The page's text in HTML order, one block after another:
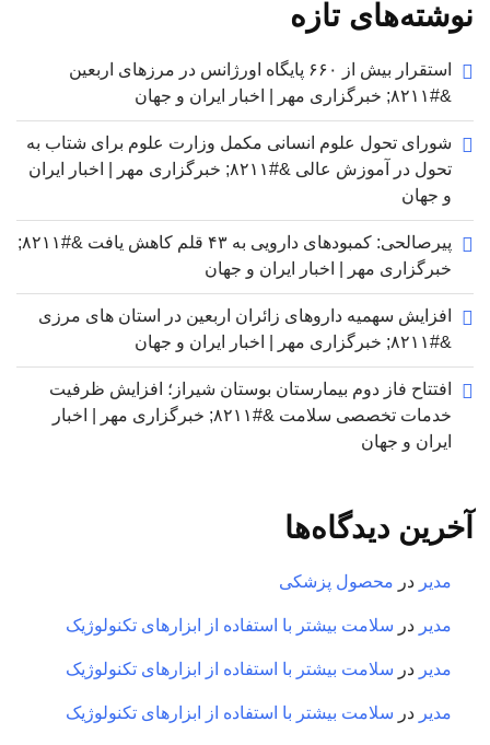
نوشته‌های تازه
استقرار بیش از ۶۶۰ پایگاه اورژانس در مرزهای اربعین
&#۸۲۱۱; خبرگزاری مهر | اخبار ایران و جهان
شورای تحول علوم انسانی مکمل وزارت علوم برای شتاب به
تحول در آموزش عالی &#۸۲۱۱; خبرگزاری مهر | اخبار ایران
و جهان
پیرصالحی: کمبودهای دارویی به ۴۳ قلم کاهش یافت &#۸۲۱۱;
خبرگزاری مهر | اخبار ایران و جهان
افزایش سهمیه داروهای زائران اربعین در استان های مرزی
&#۸۲۱۱; خبرگزاری مهر | اخبار ایران و جهان
افتتاح فاز دوم بیمارستان بوستان شیراز؛ افزایش ظرفیت
خدمات تخصصی سلامت &#۸۲۱۱; خبرگزاری مهر | اخبار
ایران و جهان
آخرین دیدگاه‌ها
مدیر در محصول پزشکی
مدیر در سلامت بیشتر با استفاده از ابزارهای تکنولوژیک
مدیر در سلامت بیشتر با استفاده از ابزارهای تکنولوژیک
مدیر در سلامت بیشتر با استفاده از ابزارهای تکنولوژیک